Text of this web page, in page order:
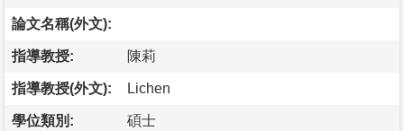
論文名稱(外文):
指導教授: 陳莉
指導教授(外文): Lichen
學位類別: 碩士